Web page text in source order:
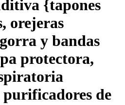
{tapones
orejeras
y bandas
protectora,
de